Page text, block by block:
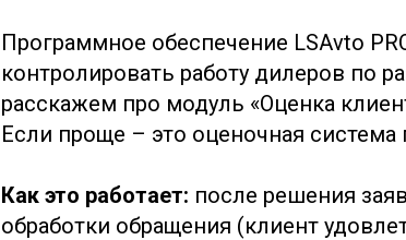
Программное обеспечение LSAvto
контролировать работу дилеров по
расскажем про модуль «Оценка
Если проще – это оценочная система
Как это работает: после решения
обработки обращения (клиент